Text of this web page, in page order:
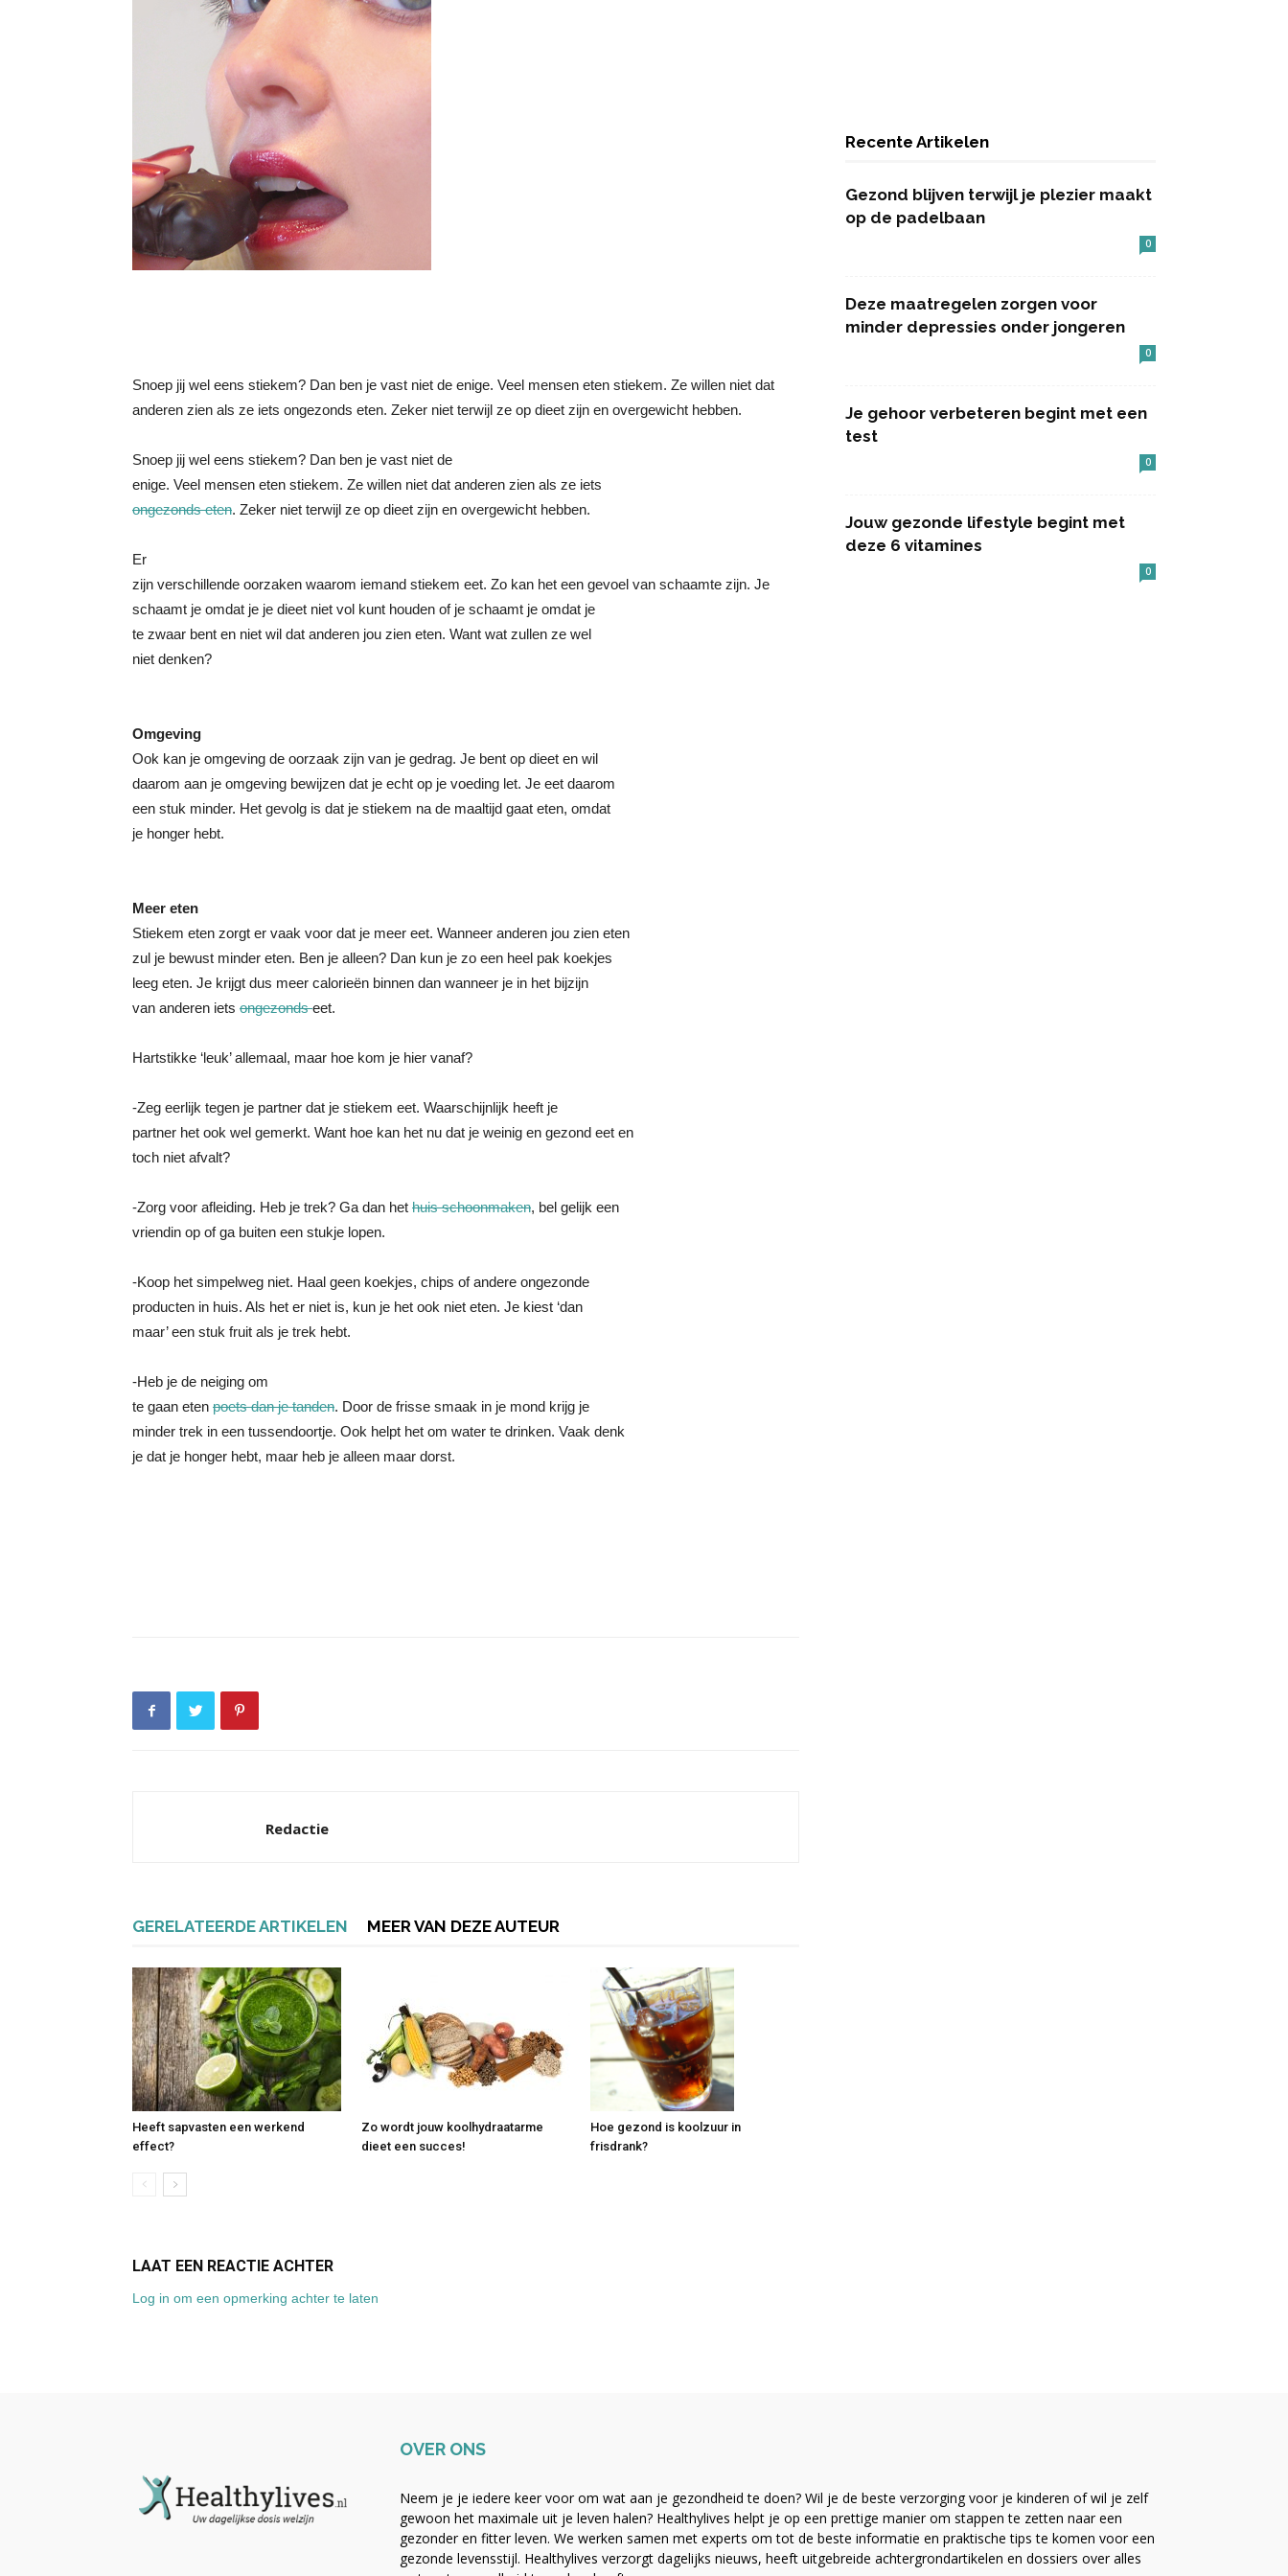
Snoep jij wel eens stiekem? Dan ben je vast niet de enige. Veel mensen eten stiekem. Ze willen niet dat
anderen zien als ze iets ongezonds eten. Zeker niet terwijl ze op dieet zijn en overgewicht hebben.
Snoep jij wel eens stiekem? Dan ben je vast niet de
enige. Veel mensen eten stiekem. Ze willen niet dat anderen zien als ze iets
ongezonds eten. Zeker niet terwijl ze op dieet zijn en overgewicht hebben.
Er
zijn verschillende oorzaken waarom iemand stiekem eet. Zo kan het een gevoel van schaamte zijn. Je
schaamt je omdat je je dieet niet vol kunt houden of je schaamt je omdat je
te zwaar bent en niet wil dat anderen jou zien eten. Want wat zullen ze wel
niet denken?
Omgeving
Ook kan je omgeving de oorzaak zijn van je gedrag. Je bent op dieet en wil
daarom aan je omgeving bewijzen dat je echt op je voeding let. Je eet daarom
een stuk minder. Het gevolg is dat je stiekem na de maaltijd gaat eten, omdat
je honger hebt.
Meer eten
Stiekem eten zorgt er vaak voor dat je meer eet. Wanneer anderen jou zien eten
zul je bewust minder eten. Ben je alleen? Dan kun je zo een heel pak koekjes
leeg eten. Je krijgt dus meer calorieën binnen dan wanneer je in het bijzijn
van anderen iets ongezondseet.
Hartstikke ‘leuk’ allemaal, maar hoe kom je hier vanaf?
-Zeg eerlijk tegen je partner dat je stiekem eet. Waarschijnlijk heeft je
partner het ook wel gemerkt. Want hoe kan het nu dat je weinig en gezond eet en
toch niet afvalt?
-Zorg voor afleiding. Heb je trek? Ga dan het huis schoonmaken, bel gelijk een
vriendin op of ga buiten een stukje lopen.
-Koop het simpelweg niet. Haal geen koekjes, chips of andere ongezonde
producten in huis. Als het er niet is, kun je het ook niet eten. Je kiest ‘dan
maar’ een stuk fruit als je trek hebt.
-Heb je de neiging om
te gaan eten poets dan je tanden. Door de frisse smaak in je mond krijg je
minder trek in een tussendoortje. Ook helpt het om water te drinken. Vaak denk
je dat je honger hebt, maar heb je alleen maar dorst.
Redactie
GERELATEERDE ARTIKELEN MEER VAN DEZE AUTEUR
Heeft sapvasten een werkend
effect?
Zo wordt jouw koolhydraatarme
dieet een succes!
Hoe gezond is koolzuur in
frisdrank?
LAAT EEN REACTIE ACHTER
Log in om een opmerking achter te laten
Recente Artikelen
Gezond blijven terwijl je plezier maakt
op de padelbaan
0
Deze maatregelen zorgen voor
minder depressies onder jongeren
0
Je gehoor verbeteren begint met een
test
0
Jouw gezonde lifestyle begint met
deze 6 vitamines
0
OVER ONS
Neem je je iedere keer voor om wat aan je gezondheid te doen? Wil je de beste verzorging voor je kinderen of wil je zelf
gewoon het maximale uit je leven halen? Healthylives helpt je op een prettige manier om stappen te zetten naar een
gezonder en fitter leven. We werken samen met experts om tot de beste informatie en praktische tips te komen voor een
gezonde levensstijl. Healthylives verzorgt dagelijks nieuws, heeft uitgebreide achtergrondartikelen en dossiers over alles